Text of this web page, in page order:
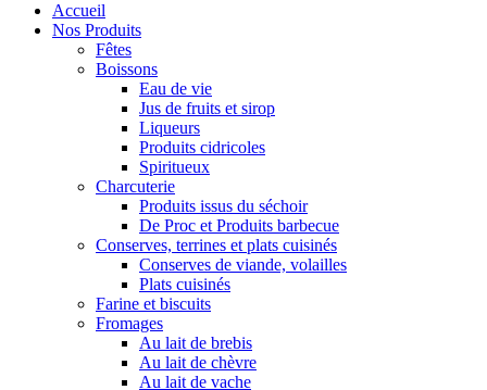
Accueil
Nos Produits
Fêtes
Boissons
Eau de vie
Jus de fruits et sirop
Liqueurs
Produits cidricoles
Spiritueux
Charcuterie
Produits issus du séchoir
De Proc et Produits barbecue
Conserves, terrines et plats cuisinés
Conserves de viande, volailles
Plats cuisinés
Farine et biscuits
Fromages
Au lait de brebis
Au lait de chèvre
Au lait de vache